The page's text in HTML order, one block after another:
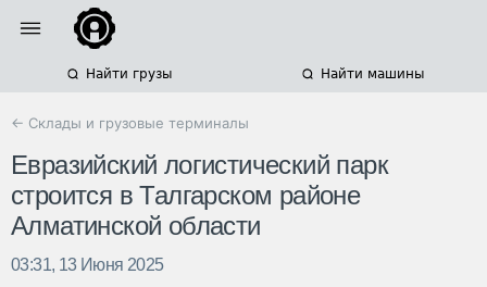
Найти грузы Найти машины
← Склады и грузовые терминалы
Евразийский логистический парк
строится в Талгарском районе
Алматинской области
03:31, 13 Июня 2025